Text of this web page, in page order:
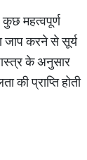
महत्वपूर्ण
जाप करने से सूर्य
के अनुसार
की प्राप्ति होती